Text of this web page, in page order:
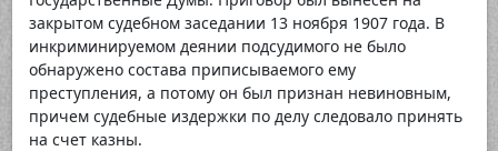
закрытом судебном заседании 13 ноября 1907 года. В
инкриминируемом деянии подсудимого не было
обнаружено состава приписываемого ему
преступления, а потому он был признан невиновным,
причем судебные издержки по делу следовало принять
на счет казны.